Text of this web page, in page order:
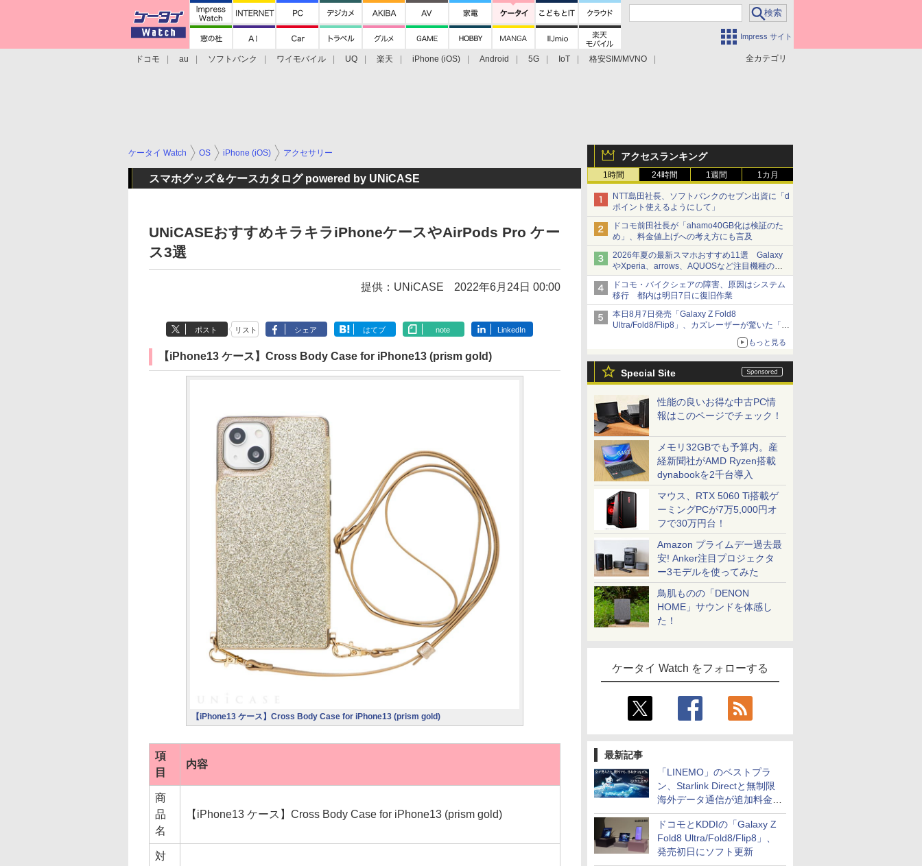
Impress サイト
全カテゴリ
ドコモ au ソフトバンク ワイモバイル UQ 楽天 iPhone (iOS) Android 5G IoT
格安SIM/MVNO
アクセスランキング
1時間 24時間 1週間 1カ月
NTT島田社長、ソフトバンクのセブン出資に「d
ポイント使えるようにして」
ドコモ前田社長が「ahamo40GB化は検証のた
め」、料金値上げへの考え方にも言及
2026年夏の最新スマホおすすめ11選 Galaxy
やXperia、arrows、AQUOSなど注目機種の特
徴は
ドコモ・バイクシェアの障害、原因はシステム
移行 都内は明日7日に復旧作業
本日8月7日発売「Galaxy Z Fold8
Ultra/Fold8/Flip8」、カズレーザーが驚いた「そ
もっと見る
Special Site
性能の良いお得な中古PC情
報はこのページでチェック！
メモリ32GBでも予算内。産
経新聞社がAMD Ryzen搭載
dynabookを2千台導入
マウス、RTX 5060 Ti搭載ゲ
ーミングPCが7万5,000円オ
フで30万円台！
Amazon プライムデー過去最
安! Anker注目プロジェクタ
ー3モデルを使ってみた
鳥肌ものの「DENON
HOME」サウンドを体感し
た！
ケータイ Watch をフォローする
最新記事
「LINEMO」のベストプラ
ン、Starlink Directと無制限
海外データ通信が追加料金な
しに
ドコモとKDDIの「Galaxy Z
Fold8 Ultra/Fold8/Flip8」、
発売初日にソフト更新
ケータイ Watch OS iPhone (iOS) アクセサリー
スマホグッズ＆ケースカタログ powered by UNiCASE
UNiCASEおすすめキラキラiPhoneケースやAirPods Pro ケー
ス3選
提供：UNiCASE 2022年6月24日 00:00
ポスト リスト シェア はてブ note LinkedIn
【iPhone13 ケース】Cross Body Case for iPhone13 (prism gold)
【iPhone13 ケース】Cross Body Case for iPhone13 (prism gold)
項
目
内容
商
品
名
【iPhone13 ケース】Cross Body Case for iPhone13 (prism gold)
対